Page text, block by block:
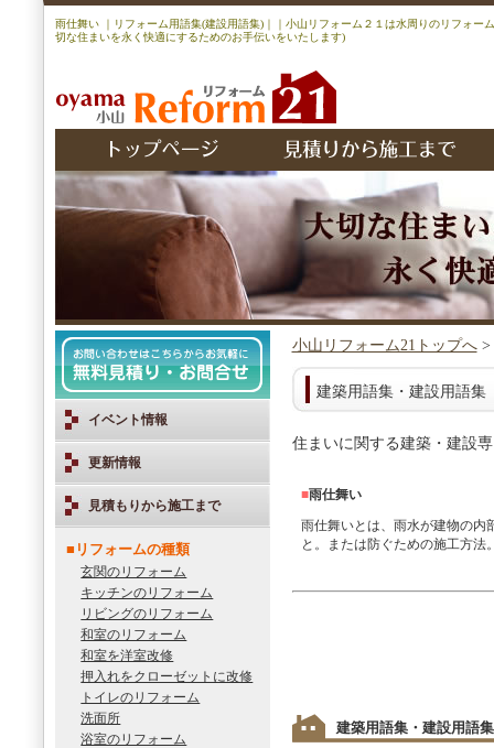
雨仕舞い ｜リフォーム用語集(建設用語集)｜｜小山リフォーム２１は水周りのリフォー
切な住まいを永く快適にするためのお手伝いをいたします)
イベント情報
更新情報
見積もりから施工まで
■リフォームの種類
玄関のリフォーム
キッチンのリフォーム
リビングのリフォーム
和室のリフォーム
和室を洋室改修
押入れをクローゼットに改修
トイレのリフォーム
洗面所
浴室のリフォーム
小山リフォーム21トップへ>
建築用語集・建設用語集
住まいに関する建築・建設
■雨仕舞い
雨仕舞いとは、雨水が建物の内
と。または防ぐための施工方法
建築用語集・建設用語